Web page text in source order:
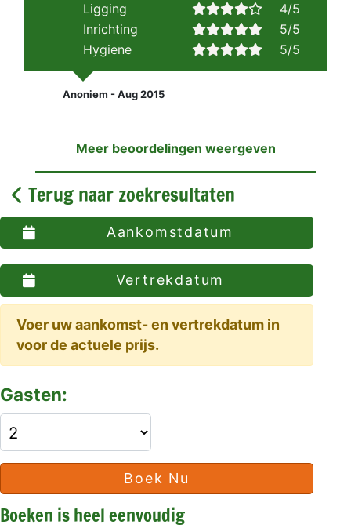
Ligging
4/5
Inrichting
5/5
Hygiene
5/5
Anoniem - Aug 2015
Meer beoordelingen weergeven
Terug naar zoekresultaten
Aankomstdatum
Vertrekdatum
Voer uw aankomst- en vertrekdatum in
voor de actuele prijs.
Gasten:
Boek Nu
Boeken is heel eenvoudig